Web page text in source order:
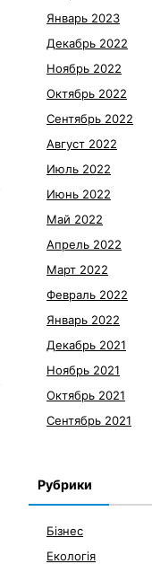
Январь 2023
Декабрь 2022
Ноябрь 2022
Октябрь 2022
Сентябрь 2022
Август 2022
Июль 2022
Июнь 2022
Май 2022
Апрель 2022
Март 2022
Февраль 2022
Январь 2022
Декабрь 2021
Ноябрь 2021
Октябрь 2021
Сентябрь 2021
Рубрики
Бізнес
Екологія